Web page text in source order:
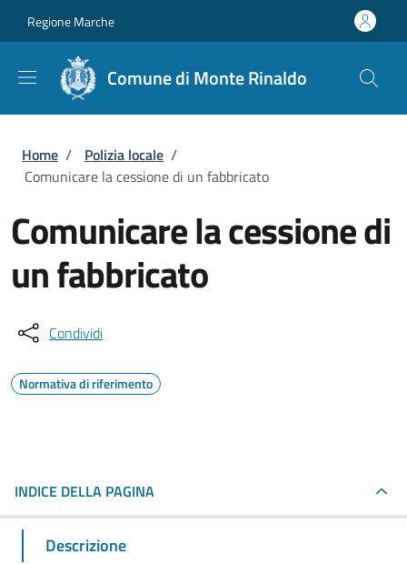
Regione Marche
Comune di Monte Rinaldo
Briciole di pane
Home / Polizia locale /
Comunicare la cessione di un fabbricato
Comunicare la cessione di
un fabbricato
Condividi
Normativa di riferimento
INDICE DELLA PAGINA
Descrizione